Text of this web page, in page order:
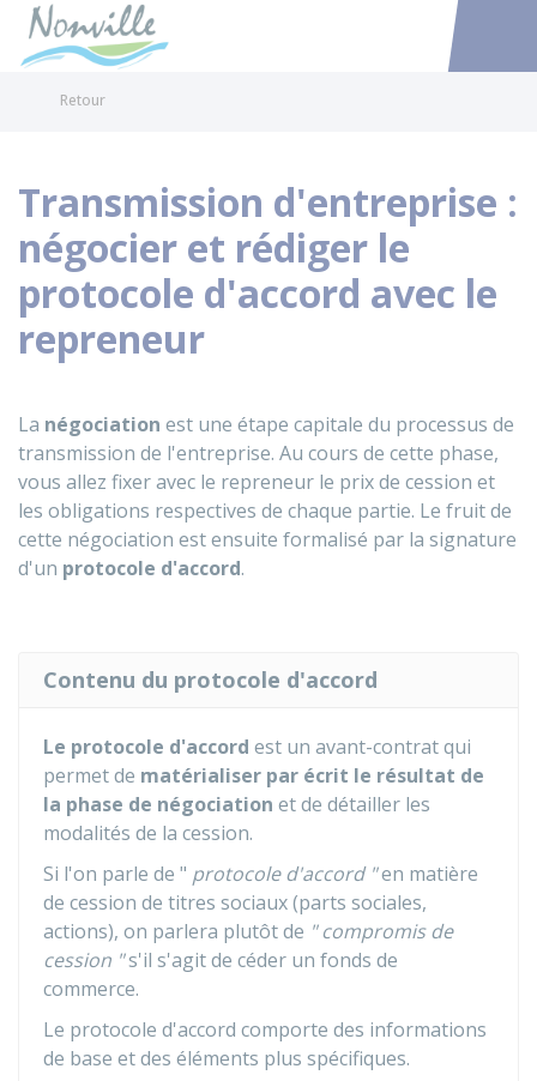
Accéder
Retour
Transmission d'entreprise :
négocier et rédiger le
protocole d'accord avec le
repreneur
La négociation est une étape capitale du processus de
transmission de l'entreprise. Au cours de cette phase,
vous allez fixer avec le repreneur le prix de cession et
les obligations respectives de chaque partie. Le fruit de
cette négociation est ensuite formalisé par la signature
d'un protocole d'accord.
Contenu du protocole d'accord
Le protocole d'accord est un avant-contrat qui
permet de matérialiser par écrit le résultat de
la phase de négociation et de détailler les
modalités de la cession.
Si l'on parle de " protocole d'accord "en matière
de cession de titres sociaux (parts sociales,
actions), on parlera plutôt de " compromis de
cession "s'il s'agit de céder un fonds de
commerce.
Le protocole d'accord comporte des informations
de base et des éléments plus spécifiques.